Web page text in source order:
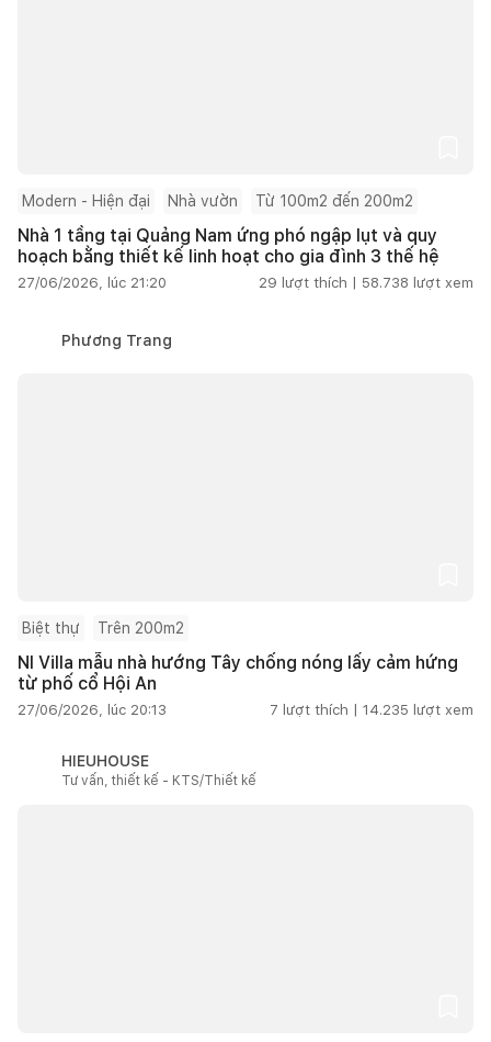
Modern - Hiện đại Nhà vườn Từ 100m2 đến 200m2
Nhà 1 tầng tại Quảng Nam ứng phó ngập lụt và quy
hoạch bằng thiết kế linh hoạt cho gia đình 3 thế hệ
27/06/2026, lúc 21:20 29 lượt thích | 58.738 lượt xem
Phương Trang
Biệt thự Trên 200m2
NI Villa mẫu nhà hướng Tây chống nóng lấy cảm hứng
từ phố cổ Hội An
27/06/2026, lúc 20:13 7 lượt thích | 14.235 lượt xem
HIEUHOUSE
Tư vấn, thiết kế - KTS/Thiết kế